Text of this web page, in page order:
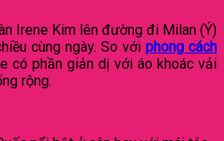
Irene Kim lên đường đi Milan (Ý)
cùng ngày. So với phong cách
có phần giản dị với áo khoác vải
rộng.